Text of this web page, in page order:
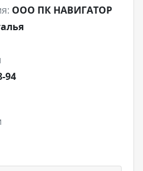
ООО ПК НАВИГАТОР
94